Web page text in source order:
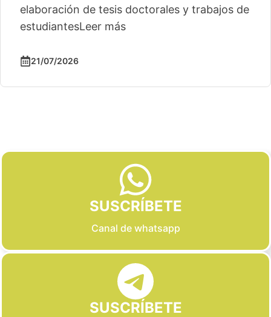
elaboración de tesis doctorales y trabajos de
estudiantesLeer más
21/07/2026
SUSCRÍBETE
Canal de whatsapp
SUSCRÍBETE